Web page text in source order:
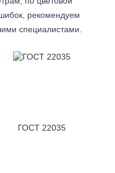
рекомендуем
специалистами.
ГОСТ 22035